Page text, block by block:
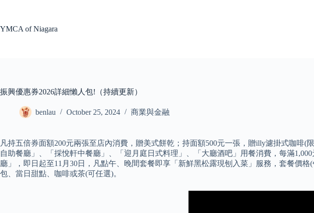
YMCA of Niagara
振興優惠券2026詳細懶人包!（持續更新）
benlau October 25, 2024 商業與金融
凡持五倍券面額200元兩張至店內消費，贈美式餅乾；持面額500元一張，贈illy濾掛式咖啡
自助餐廳」、「採悅軒中餐廳」、「迎月庭日式料理」、「大廳酒吧」用餐消費，每滿
廳」，即日起至11月30日，凡點午、晚間套餐即享「新鮮黑松露現刨入菜」服務，套餐價
包、當日甜點、咖啡或茶(可任選)。